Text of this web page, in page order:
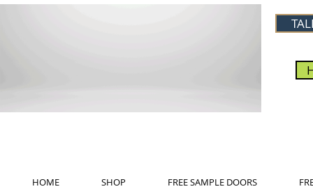
HOME SHOP FREE SAMPLE DOORS